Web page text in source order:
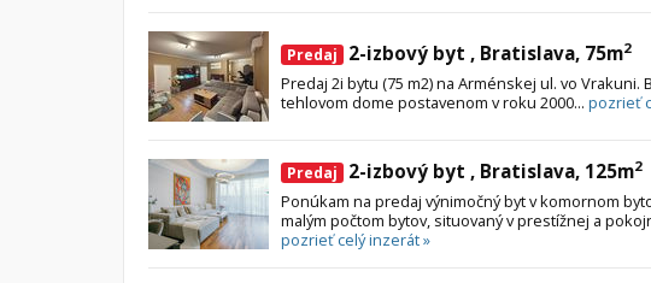
Predaj 2-izbový byt , Bratislava, 75m2
Predaj 2i bytu (75 m2) na Arménskej ul. vo Vrakuni.
tehlovom dome postavenom v roku 2000... pozrieť
Predaj 2-izbový byt , Bratislava, 125m2
Ponúkam na predaj výnimočný byt v komornom
malým počtom bytov, situovaný v prestížnej a
pozrieť celý inzerát »